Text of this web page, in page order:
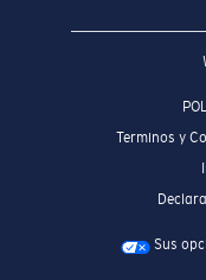
Terminos y
Sus